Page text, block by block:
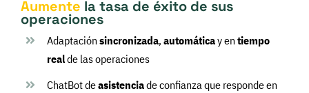
Aumente la tasa de éxito de sus
operaciones
Adaptaciónsincronizada,automáticay entiempo
realde las operaciones
ChatBot deasistenciade confianza que responde en